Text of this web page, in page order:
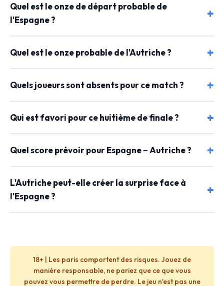
Quel est le onze de départ probable de
l'Espagne ?
Quel est le onze probable de l'Autriche ?
Quels joueurs sont absents pour ce match ?
Qui est favori pour ce huitième de finale ?
Quel score prévoir pour Espagne – Autriche ?
L'Autriche peut-elle créer la surprise face à
l'Espagne ?
18+ | Les paris comportent des risques. Jouez de
manière responsable, ne pariez que ce que vous
pouvez vous permettre de perdre. Le jeu n'est pas une